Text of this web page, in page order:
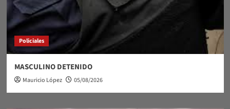
Policiales
MASCULINO DETENIDO
Mauricio López 05/08/2026